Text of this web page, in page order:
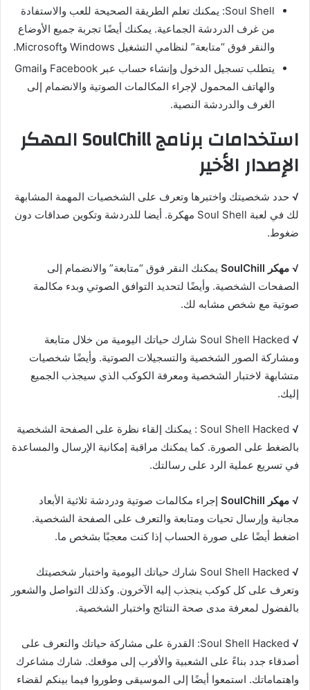
Soul Shell: يمكنك تعلم الطريقة الصحيحة للعب والاستفادة
من غرف الدردشة الجماعية. يمكنك أيضًا تجربة جميع الأوضاع
والنقر فوق “متابعة” لنظامي التشغيل Windows وMicrosoft.
يتطلب تسجيل الدخول وإنشاء حساب عبر Facebook وGmail
والهاتف المحمول لإجراء المكالمات الصوتية والانضمام إلى
الغرف والدردشة النصية.
استخدامات برنامج SoulChill المهكر
الإصدار الأخير
√ حدد شخصيتك واختبرها وتعرف على الشخصيات المهمة المشابهة
لك في لعبة Soul Shell مهكرة. أيضا للدردشة وتكوين صداقات دون
ضغوط.
√ مهكر SoulChill
يمكنك النقر فوق “متابعة” والانضمام إلى
الصفحات الشخصية. وأيضًا لتحديد التوافق الصوتي وبدء مكالمة
صوتية مع شخص مشابه لك.
√
Soul Shell Hacked شارك حياتك اليومية من خلال متابعة
ومشاركة الصور الشخصية والتسجيلات الصوتية. وأيضًا شخصيات
متشابهة لاختبار الشخصية ومعرفة الكوكب الذي سيجذب الجميع
إليك.
√
Soul Shell Hacked : يمكنك إلقاء نظرة على الصفحة الشخصية
بالضغط على الصورة. كما يمكنك مراقبة إمكانية الإرسال والمساعدة
في تسريع عملية الرد على رسالتك.
√ مهكر SoulChill
إجراء مكالمات صوتية ودردشة ثلاثية الأبعاد
مجانية وإرسال تحيات ومتابعة والتعرف على الصفحة الشخصية.
اضغط أيضًا على صورة الحساب إذا كنت معجبًا بشخص ما.
√
Soul Shell Hacked شارك حياتك اليومية واختبار شخصيتك
وتعرف على كل كوكب ينجذب إليه الآخرون. وكذلك التواصل والشعور
بالفضول لمعرفة مدى صحة النتائج واختبار الشخصية.
√
Soul Shell Hacked: القدرة على مشاركة حياتك والتعرف على
أصدقاء جدد بناءً على الشعبية والأقرب إلى موقعك. شارك مشاعرك
واهتماماتك. استمعوا أيضًا إلى الموسيقى وطوروا فيما بينكم لقضاء